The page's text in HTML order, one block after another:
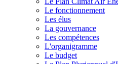
Le fonctionnement
Les élus
La gouvernance
Les compétences
L'organigramme
Le budget